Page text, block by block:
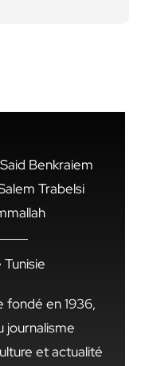
Benkraiem
Trabelsi
fondé en 1936,
journalisme
et actualité